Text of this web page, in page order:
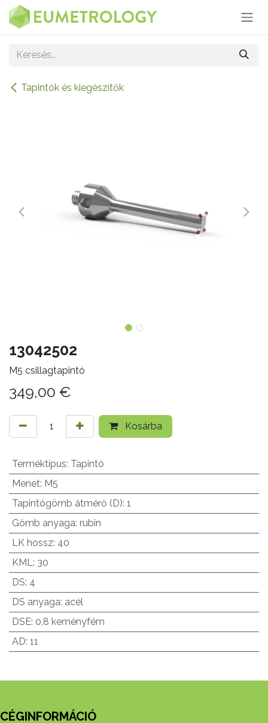
Kihagyás és továbblépés a tartalomhoz
Tapintók és kiegészítők
13042502
M5 csillagtapintó
349,00 €
Kosárba
Terméktípus: Tapintó
Menet: M5
Tapintógömb átmérő (D): 1
Gömb anyaga: rubin
LK hossz: 40
KML : 30
DS: 4
DS anyaga: acél
DSE: 0,8 keményfém
AD: 11
CÉGINFORMÁCIÓ